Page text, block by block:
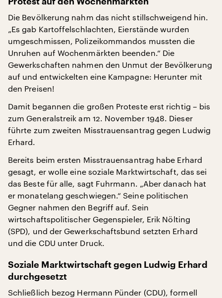
Die Bevölkerung nahm das nicht stillschweigend hin.
„Es gab Kartoffelschlachten, Eierstände wurden
umgeschmissen, Polizeikommandos mussten die
Unruhen auf Wochenmärkten beenden.“ Die
Gewerkschaften nahmen den Unmut der Bevölkerung
auf und entwickelten eine Kampagne: Herunter mit
den Preisen!
Damit begannen die großen Proteste erst richtig – bis
zum Generalstreik am 12. November 1948. Dieser
führte zum zweiten Misstrauensantrag gegen Ludwig
Erhard.
Bereits beim ersten Misstrauensantrag habe Erhard
gesagt, er wolle eine soziale Marktwirtschaft, das sei
das Beste für alle, sagt Fuhrmann. „Aber danach hat
er monatelang geschwiegen.“ Seine politischen
Gegner nahmen den Begriff auf. Sein
wirtschaftspolitischer Gegenspieler, Erik Nölting
(SPD), und der Gewerkschaftsbund setzten Erhard
und die CDU unter Druck.
Soziale Marktwirtschaft gegen Ludwig Erhard
durchgesetzt
Schließlich bezog Hermann Pünder (CDU), formell